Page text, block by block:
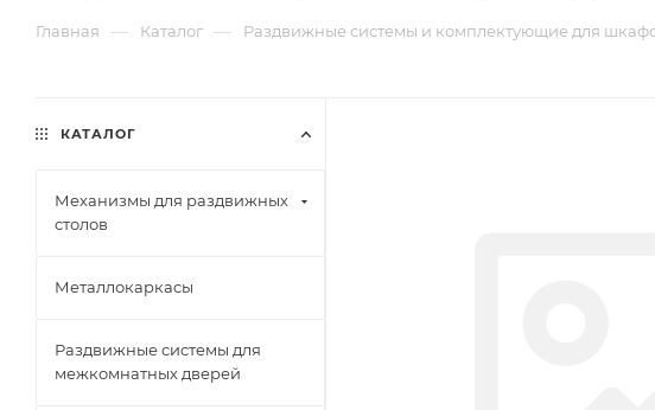
Главная — Каталог — Раздвижные системы и комплектующие для
КАТАЛОГ
Механизмы для раздвижных
столов
Металлокаркасы
Раздвижные системы для
межкомнатных дверей